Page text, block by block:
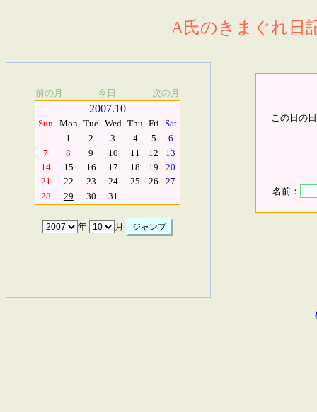
A氏のきまぐれ日
前の月 今日 次の月
2007.10
Sun Mon Tue Wed Thu Fri Sat
1
2 3 4 5
6
7
8 9 10 11 12
13
14
15 16 17 18 19
20
21
22 23 24 25 26
27
28
29 30 31
年 月
この日の
名前：